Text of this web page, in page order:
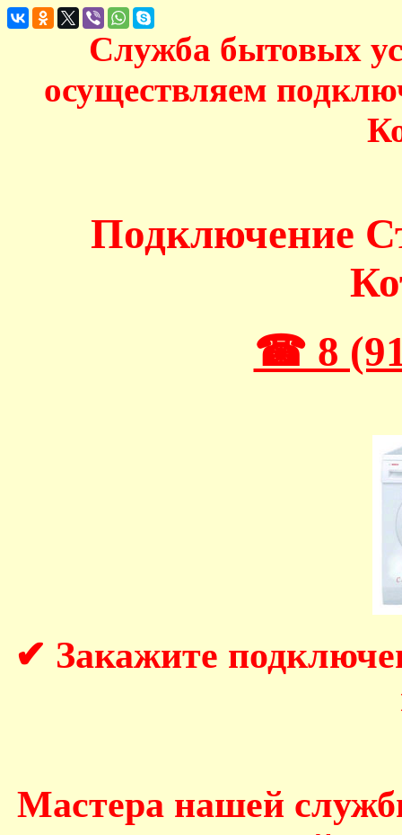
Служба бытовых
осуществляем
Подключение
☎ 8
✔ Закажите
Мастера нашей